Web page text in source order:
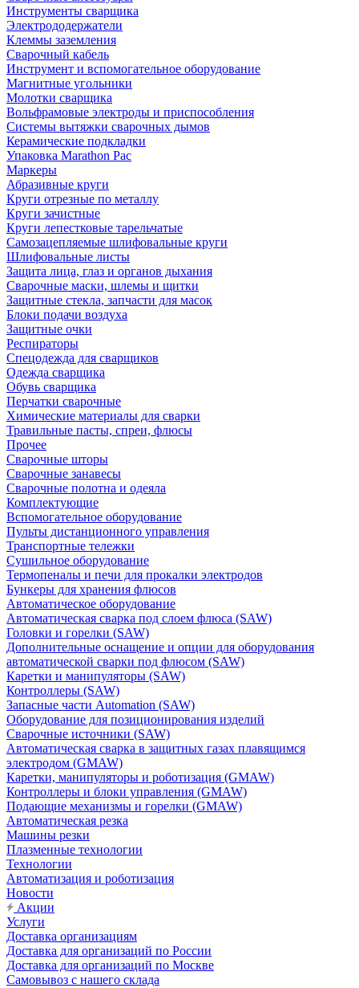
Инструменты сварщика
Электрододержатели
Клеммы заземления
Сварочный кабель
Инструмент и вспомогательное оборудование
Магнитные угольники
Молотки сварщика
Вольфрамовые электроды и приспособления
Системы вытяжки сварочных дымов
Керамические подкладки
Упаковка Marathon Pac
Маркеры
Абразивные круги
Круги отрезные по металлу
Круги зачистные
Круги лепестковые тарельчатые
Самозацепляемые шлифовальные круги
Шлифовальные листы
Защита лица, глаз и органов дыхания
Сварочные маски, шлемы и щитки
Защитные стекла, запчасти для масок
Блоки подачи воздуха
Защитные очки
Респираторы
Спецодежда для сварщиков
Одежда сварщика
Обувь сварщика
Перчатки сварочные
Химические материалы для сварки
Травильные пасты, спреи, флюсы
Прочее
Сварочные шторы
Сварочные занавесы
Сварочные полотна и одеяла
Комплектующие
Вспомогательное оборудование
Пульты дистанционного управления
Транспортные тележки
Сушильное оборудование
Термопеналы и печи для прокалки электродов
Бункеры для хранения флюсов
Автоматическое оборудование
Автоматическая сварка под слоем флюса (SAW)
Головки и горелки (SAW)
Дополнительные оснащение и опции для оборудования
автоматической сварки под флюсом (SAW)
Каретки и манипуляторы (SAW)
Контроллеры (SAW)
Запасные части Automation (SAW)
Оборудование для позиционирования изделий
Сварочные источники (SAW)
Автоматическая сварка в защитных газах плавящимся
электродом (GMAW)
Каретки, манипуляторы и роботизация (GMAW)
Контроллеры и блоки управления (GMAW)
Подающие механизмы и горелки (GMAW)
Автоматическая резка
Машины резки
Плазменные технологии
Технологии
Автоматизация и роботизация
Новости
Акции
Услуги
Доставка организациям
Доставка для организаций по России
Доставка для организаций по Москве
Самовывоз с нашего склада